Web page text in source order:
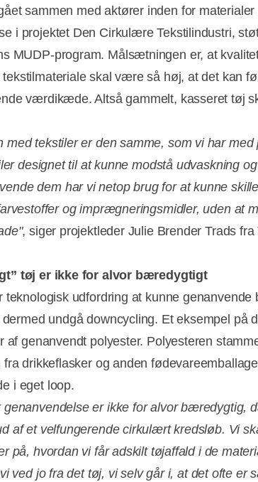
sammen med aktører inden for materialer
i projektet Den Cirkulære Tekstilindustri,
MUDP-program. Målsætningen er, at
skal være så høj, at det kan
værdikæde. Altså gammelt, kasseret tøj
med tekstiler er den samme, som vi har med
designet til at kunne modstå udvaskning
dem har vi netop brug for at kunne
og imprægneringsmidler, uden at
, siger projektleder Julie Brender Trads fra
tøj er ikke for alvor bæredygtigt
teknologisk udfordring at kunne genanvende
undgå downcycling. Et eksempel på
af genanvendt polyester. Polyesteren
fra drikkeflasker og anden
i eget loop.
genanvendelse er ikke for alvor bæredygtig,
af et velfungerende cirkulært kredsløb. Vi
på, hvordan vi får adskilt tøjaffald i de
ved jo fra det tøj, vi selv går i, at det ofte er